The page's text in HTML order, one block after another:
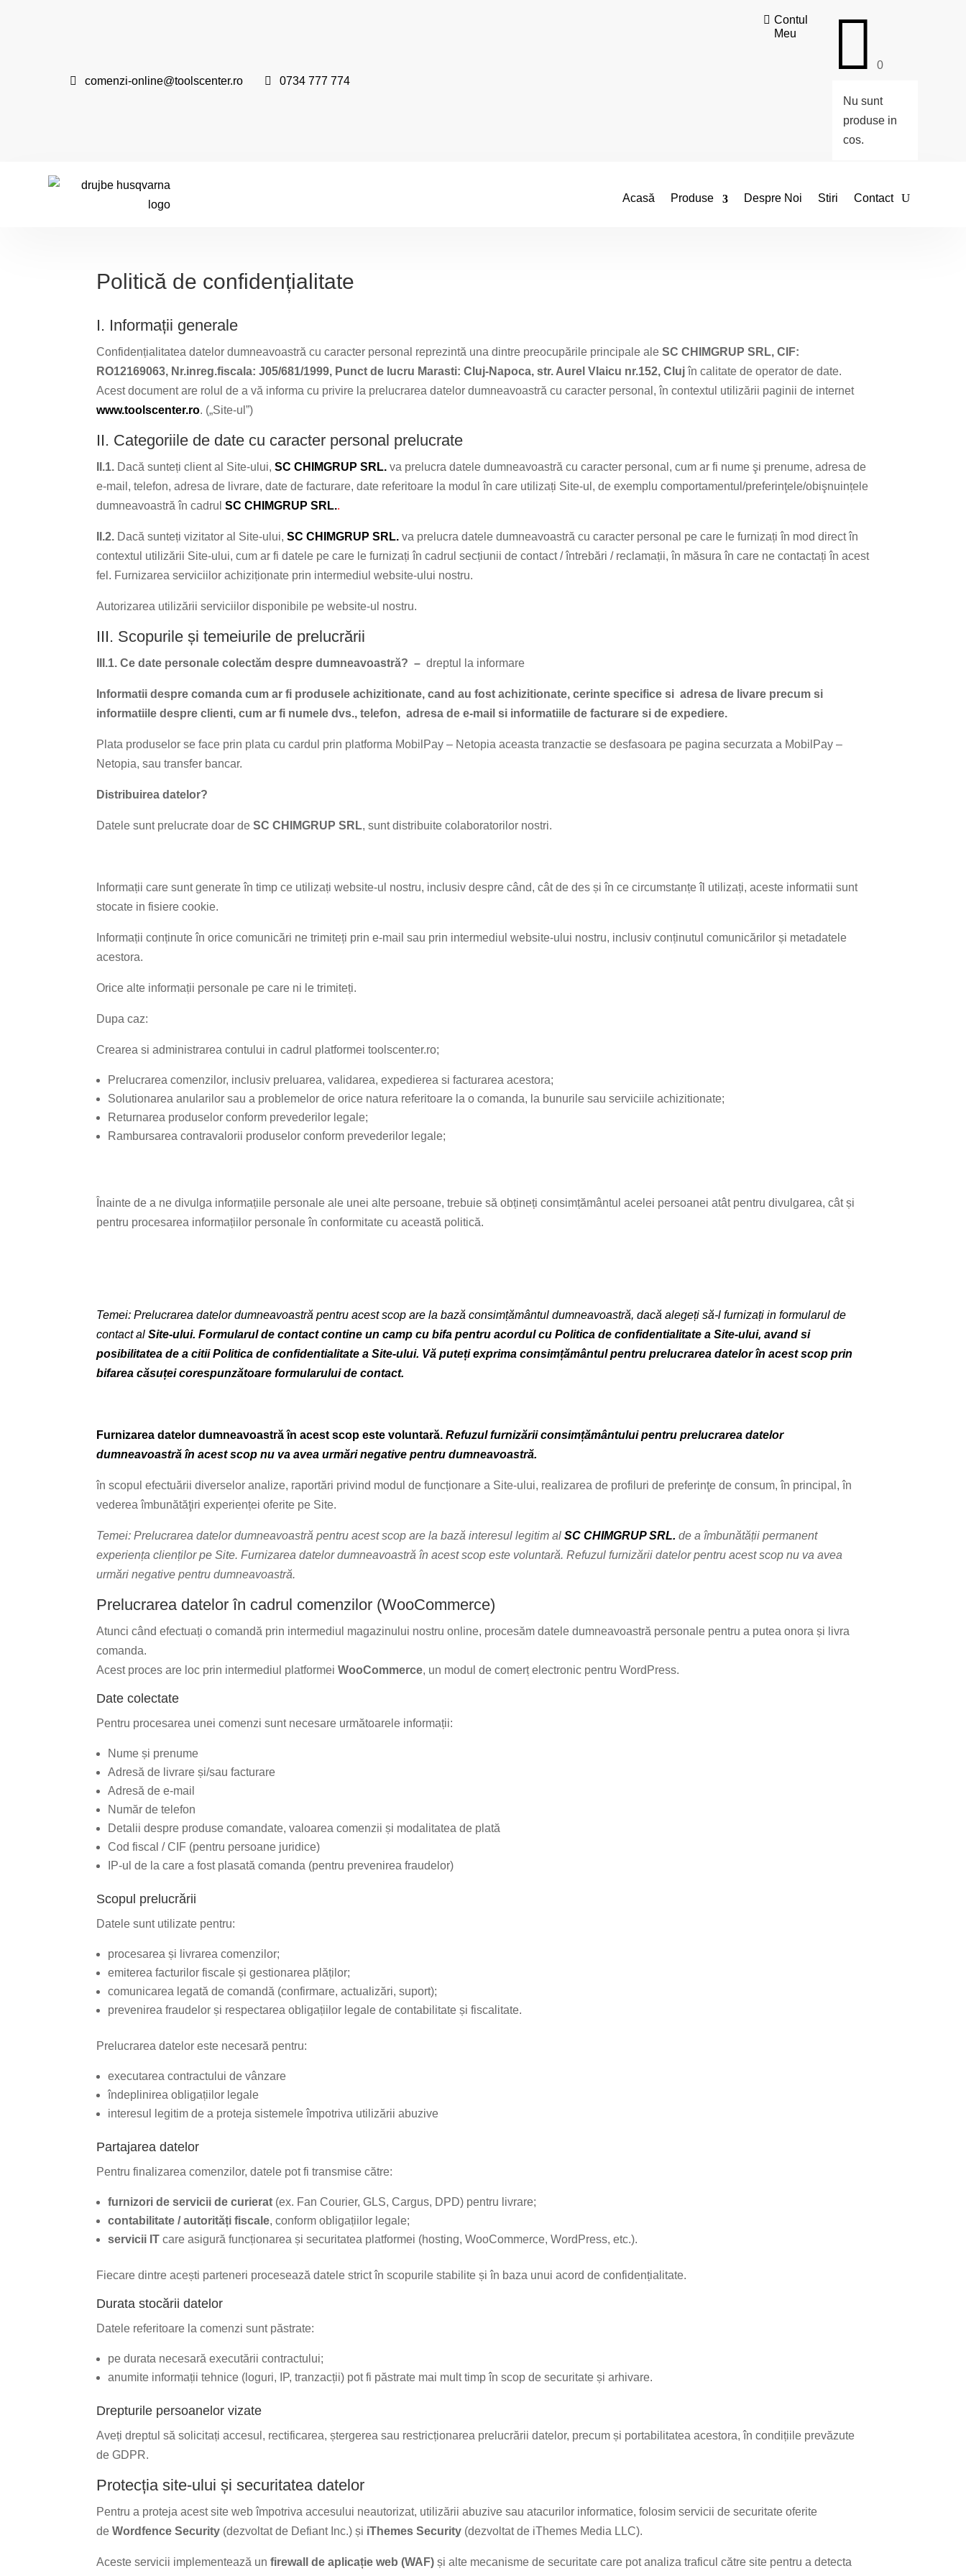
 comenzi-online@toolscenter.ro  0734 777 774
 Contul
Meu
 0
Nu sunt
produse in
cos.
Acasă Produse Despre Noi Stiri Contact
Politică de confidențialitate
I. Informații generale
Confidențialitatea datelor dumneavoastră cu caracter personal reprezintă una dintre preocupările principale aleSC CHIMGRUP SRL, CIF:
RO12169063, Nr.inreg.fiscala: J05/681/1999, Punct de lucru Marasti: Cluj-Napoca, str. Aurel Vlaicu nr.152,Clujîn calitate de operator de date.
Acest document are rolul de a vă informa cu privire la prelucrarea datelor dumneavoastră cu caracter personal, în contextul utilizării paginii de internet
www.toolscenter.ro. („Site-ul”)
II. Categoriile de date cu caracter personal prelucrate
II.1. Dacă sunteți client al Site-ului,SC CHIMGRUP SRL.va prelucra datele dumneavoastră cu caracter personal, cum ar fi nume şi prenume, adresa de
e-mail, telefon, adresa de livrare, date de facturare, date referitoare la modul în care utilizați Site-ul, de exemplu comportamentul/preferinţele/obişnuințele
dumneavoastră în cadrulSC CHIMGRUP SRL..
II.2. Dacă sunteți vizitator al Site-ului,SC CHIMGRUP SRL.va prelucra datele dumneavoastră cu caracter personal pe care le furnizați în mod direct în
contextul utilizării Site-ului, cum ar fi datele pe care le furnizați în cadrul secțiunii de contact / întrebări / reclamații, în măsura în care ne contactați în acest
fel. Furnizarea serviciilor achiziționate prin intermediul website-ului nostru.
Autorizarea utilizării serviciilor disponibile pe website-ul nostru.
III. Scopurile și temeiurile de prelucrării
III.1. Ce date personale colectăm despre dumneavoastră? – dreptul la informare
Informatii despre comanda cum ar fi produsele achizitionate, cand au fost achizitionate, cerinte specifice si adresa de livare precum si
informatiile despre clienti, cum ar fi numele dvs., telefon, adresa de e-mail si informatiile de facturare si de expediere.
Plata produselor se face prin plata cu cardul prin platforma MobilPay – Netopia aceasta tranzactie se desfasoara pe pagina securzata a MobilPay –
Netopia, sau transfer bancar.
Distribuirea datelor?
Datele sunt prelucrate doar deSC CHIMGRUP SRL, sunt distribuite colaboratorilor nostri.
Informații care sunt generate în timp ce utilizați website-ul nostru, inclusiv despre când, cât de des și în ce circumstanțe îl utilizați, aceste informatii sunt
stocate in fisiere cookie.
Informații conținute în orice comunicări ne trimiteți prin e-mail sau prin intermediul website-ului nostru, inclusiv conținutul comunicărilor și metadatele
acestora.
Orice alte informații personale pe care ni le trimiteți.
Dupa caz:
Crearea si administrarea contului in cadrul platformei toolscenter.ro;
Prelucrarea comenzilor, inclusiv preluarea, validarea, expedierea si facturarea acestora;
Solutionarea anularilor sau a problemelor de orice natura referitoare la o comanda, la bunurile sau serviciile achizitionate;
Returnarea produselor conform prevederilor legale;
Rambursarea contravalorii produselor conform prevederilor legale;
Înainte de a ne divulga informațiile personale ale unei alte persoane, trebuie să obțineți consimțământul acelei persoanei atât pentru divulgarea, cât și
pentru procesarea informațiilor personale în conformitate cu această politică.
Temei: Prelucrarea datelor dumneavoastră pentru acest scop are la bază consimțământul dumneavoastră, dacă alegeți să-l furnizați in formularul de
contact alSite-ului. Formularul de contact contine un camp cu bifa pentru acordul cu Politica de confidentialitate a Site-ului, avand si
posibilitatea de a citii Politica de confidentialitate a Site-ului. Vă puteți exprima consimțământul pentru prelucrarea datelor în acest scop prin
bifarea căsuței corespunzătoare formularului de contact.
Furnizarea datelor dumneavoastră în acest scop este voluntară. Refuzul furnizării consimțământului pentru prelucrarea datelor
dumneavoastră în acest scop nu va avea urmări negative pentru dumneavoastră.
în scopul efectuării diverselor analize, raportări privind modul de funcționare a Site-ului, realizarea de profiluri de preferinţe de consum, în principal, în
vederea îmbunătăţiri experienței oferite pe Site.
Temei: Prelucrarea datelor dumneavoastră pentru acest scop are la bază interesul legitim alSC CHIMGRUP SRL. de a îmbunătății permanent
experiența clienților pe Site. Furnizarea datelor dumneavoastră în acest scop este voluntară. Refuzul furnizării datelor pentru acest scop nu va avea
urmări negative pentru dumneavoastră.
Prelucrarea datelor în cadrul comenzilor (WooCommerce)
Atunci când efectuați o comandă prin intermediul magazinului nostru online, procesăm datele dumneavoastră personale pentru a putea onora și livra
comanda.
Acest proces are loc prin intermediul platformeiWooCommerce, un modul de comerț electronic pentru WordPress.
Date colectate
Pentru procesarea unei comenzi sunt necesare următoarele informații:
Nume și prenume
Adresă de livrare și/sau facturare
Adresă de e-mail
Număr de telefon
Detalii despre produse comandate, valoarea comenzii și modalitatea de plată
Cod fiscal / CIF (pentru persoane juridice)
IP-ul de la care a fost plasată comanda (pentru prevenirea fraudelor)
Scopul prelucrării
Datele sunt utilizate pentru:
procesarea și livrarea comenzilor;
emiterea facturilor fiscale și gestionarea plăților;
comunicarea legată de comandă (confirmare, actualizări, suport);
prevenirea fraudelor și respectarea obligațiilor legale de contabilitate și fiscalitate.
Prelucrarea datelor este necesară pentru:
executarea contractului de vânzare
îndeplinirea obligațiilor legale
interesul legitim de a proteja sistemele împotriva utilizării abuzive
Partajarea datelor
Pentru finalizarea comenzilor, datele pot fi transmise către:
furnizori de servicii de curierat (ex. Fan Courier, GLS, Cargus, DPD) pentru livrare;
contabilitate / autorități fiscale, conform obligațiilor legale;
servicii IT care asigură funcționarea și securitatea platformei (hosting, WooCommerce, WordPress, etc.).
Fiecare dintre acești parteneri procesează datele strict în scopurile stabilite și în baza unui acord de confidențialitate.
Durata stocării datelor
Datele referitoare la comenzi sunt păstrate:
pe durata necesară executării contractului;
anumite informații tehnice (loguri, IP, tranzacții) pot fi păstrate mai mult timp în scop de securitate și arhivare.
Drepturile persoanelor vizate
Aveți dreptul să solicitați accesul, rectificarea, ștergerea sau restricționarea prelucrării datelor, precum și portabilitatea acestora, în condițiile prevăzute
de GDPR.
Protecția site-ului și securitatea datelor
Pentru a proteja acest site web împotriva accesului neautorizat, utilizării abuzive sau atacurilor informatice, folosim servicii de securitate oferite
deWordfence Security (dezvoltat de Defiant Inc.) și iThemes Security (dezvoltat de iThemes Media LLC).
Aceste servicii implementează unfirewall de aplicație web (WAF) și alte mecanisme de securitate care pot analiza traficul către site pentru a detecta